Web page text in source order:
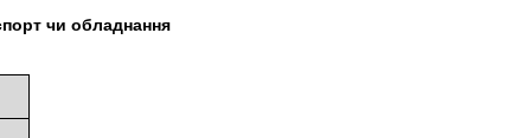
чи обладнання